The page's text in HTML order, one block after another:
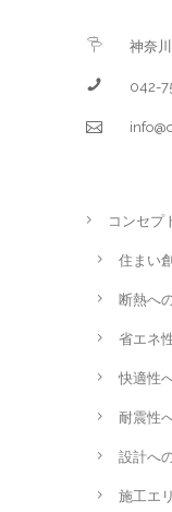
神奈
042-
コンセプ
住まい
断熱へ
省エネ
快適性
耐震性
設計へ
施工エ